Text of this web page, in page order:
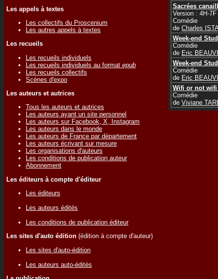
Les appels à textes
Les collectifs du Proscenium
Les autres appels à textes
Les recueils
Les recueils individuels
Les recueils individuels au format epub
Les recueils collectifs
Scènes d'expo
Les auteurs et autrices
Tous les auteurs et autrices
Les auteurs ayant un site personnel
Les auteurs sur Facebook, X, Instagram
Les auteurs dans le monde
Les auteurs de France par département
Les auteurs écrivant sur mesure
Les organisations d'auteurs
Les conditions de publication auteur
Abonnement
Les éditeurs à compte d'éditeur
Les éditeurs
Les auteurs édités
Les conditions de publication éditeur
Les sites d'auto édition (édition à compte d'auteur)
Les sites d'auto-édition
Les auteurs auto-édités
Sacrées
Version : 4H-
Comédie
de Charles
Week-end
Comédie
de Eric
Week-end
Comédie
de Eric
Wifi or not
Comédie
de Viviane